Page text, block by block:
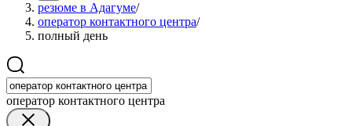
резюме в Адагуме/
оператор контактного центра/
полный день
оператор контактного центра